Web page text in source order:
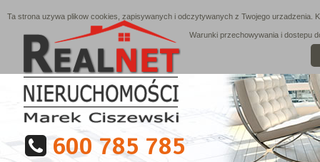
600 785 785
Ta strona uzywa plikow cookies, zapisywanych i odczytywanych z Twojego
Warunki przechowywania i dostepu